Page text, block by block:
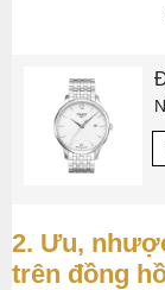
2. Ưu,
trên đồng